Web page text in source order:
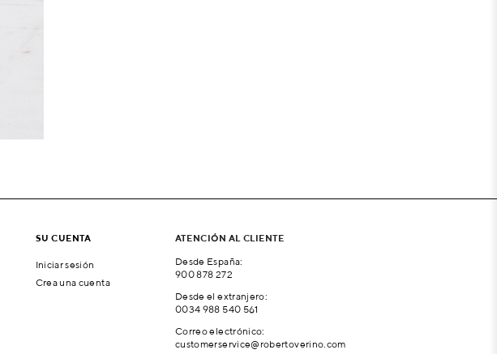
SU CUENTA
Iniciar sesión
Crea una cuenta
ATENCIÓN AL CLIENTE
Desde España:
900 878 272
Desde el extranjero:
0034 988 540 561
Correo electrónico:
customerservice@robertoverino.com